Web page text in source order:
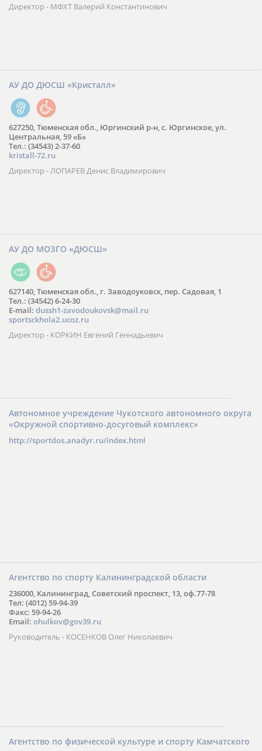
Директор - МФХТ Валерий Константинович
АУ ДО ДЮСШ «Кристалл»
627250, Тюменская обл., Юргинский р-н, с. Юргинское, ул.
Центральная, 59 «Б»
Тел.: (34543) 2-37-60
kristall-72.ru
Директор - ЛОПАРЕВ Денис Владимирович
АУ ДО МОЗГО «ДЮСШ»
627140, Тюменская обл., г. Заводоуковск, пер. Садовая, 1
Тел.: (34542) 6-24-30
​E-mail: dussh1-zavodoukovsk@mail.ru
sportsckhola2.ucoz.ru
Директор - КОРКИН Евгений Геннадьевич
Автономное учреждение Чукотского автономного округа
«Окружной спортивно-досуговый комплекс»
http://sportdos.anadyr.ru/index.html
Агентство по спорту Калининградской области
236000, Калининград, Советский проспект, 13, оф.77-78
Тел: (4012) 59-94-39
Факс: 59-94-26
Email: ohulkov@gov39.ru
Руководитель - КОСЕНКОВ Олег Николаевич
Агентство по физической культуре и спорту Камчатского